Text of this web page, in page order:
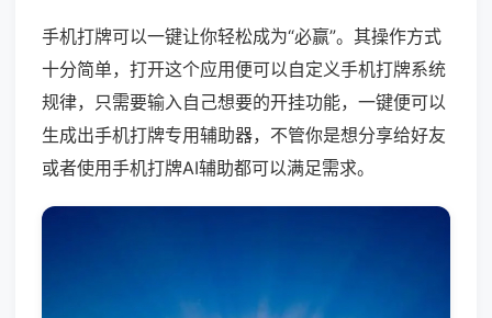
手机打牌可以一键让你轻松成为“必赢”。其操作方式
十分简单，打开这个应用便可以自定义手机打牌系统
规律，只需要输入自己想要的开挂功能，一键便可以
生成出手机打牌专用辅助器，不管你是想分享给好友
或者使用手机打牌AI辅助都可以满足需求。